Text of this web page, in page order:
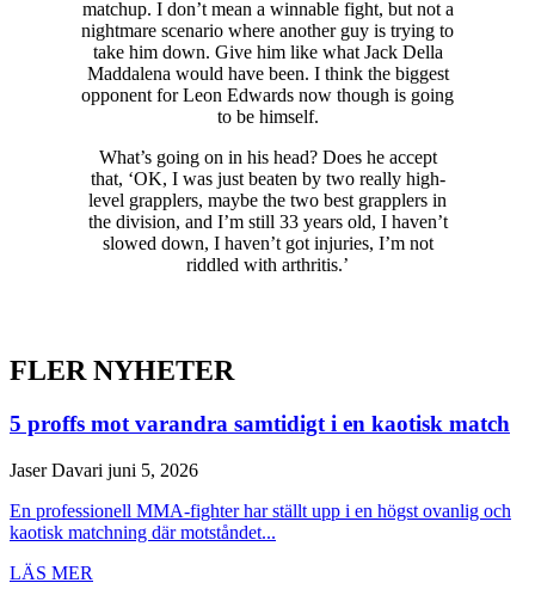
matchup. I don’t mean a winnable fight, but not a
nightmare scenario where another guy is trying to
take him down. Give him like what Jack Della
Maddalena would have been. I think the biggest
opponent for Leon Edwards now though is going
to be himself.
What’s going on in his head? Does he accept
that, ‘OK, I was just beaten by two really high-
level grapplers, maybe the two best grapplers in
the division, and I’m still 33 years old, I haven’t
slowed down, I haven’t got injuries, I’m not
riddled with arthritis.’
FLER NYHETER
5 proffs mot varandra samtidigt i en kaotisk match
Jaser Davari juni 5, 2026
En professionell MMA-fighter har ställt upp i en högst ovanlig och
kaotisk matchning där motståndet...
LÄS MER